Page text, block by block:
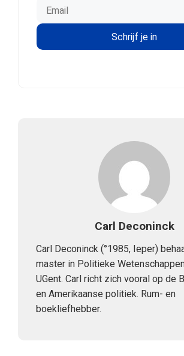
Carl Deconinck
Carl Deconinck (°1985, Ieper)
master in Politieke
UGent. Carl richt zich vooral op de
en Amerikaanse politiek. Rum- en
boekliefhebber.